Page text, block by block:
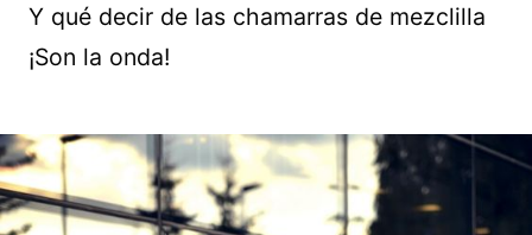
Y qué decir de las chamarras de mezclilla
¡Son la onda!